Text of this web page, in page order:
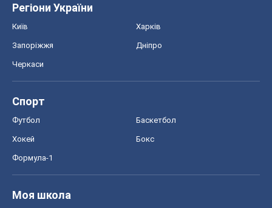
Регіони України
Київ Харків
Запоріжжя Дніпро
Черкаси
Спорт
Футбол Баскетбол
Хокей Бокс
Формула-1
Моя школа